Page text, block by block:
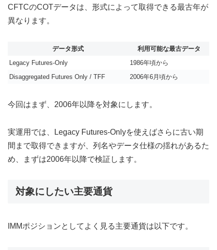
CFTCのCOTデータは、形式によって取得できる最古年が
異なります。
データ形式
利用可能な最古データ
Legacy Futures-Only
1986年頃から
Disaggregated Futures Only / TFF
2006年6月頃から
今回はまず、2006年以降を対象にします。
実運用では、Legacy Futures-Onlyを使えばさらに古い期
間まで取得できますが、列名やデータ仕様の揺れがあるた
め、まずは2006年以降で検証します。
対象にしたい主要通貨
IMMポジションとしてよく見る主要通貨は以下です。